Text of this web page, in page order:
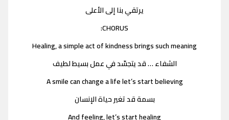
يرتقي بنا إلى الأعلى
CHORUS:
Healing, a simple act of kindness brings such meaning
الشفاء … قد يتجسّد في عمل بسيط لطيف
A smile can change a life let’s start believing
بسمة قد تغير حياة الإنسان
And feeling, let’s start healing